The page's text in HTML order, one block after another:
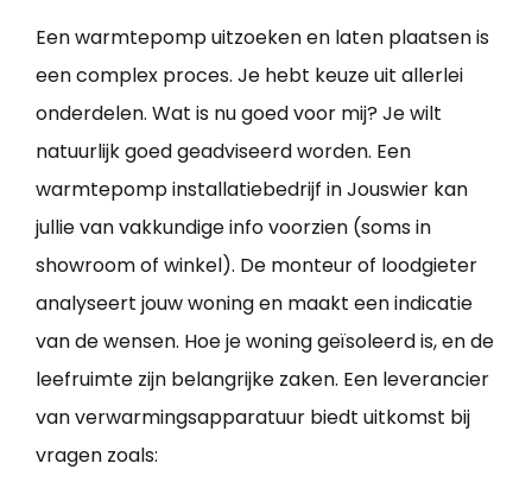
Een warmtepomp uitzoeken en laten plaatsen is
een complex proces. Je hebt keuze uit allerlei
onderdelen. Wat is nu goed voor mij? Je wilt
natuurlijk goed geadviseerd worden. Een
warmtepomp installatiebedrijf in Jouswier kan
jullie van vakkundige info voorzien (soms in
showroom of winkel). De monteur of loodgieter
analyseert jouw woning en maakt een indicatie
van de wensen. Hoe je woning geïsoleerd is, en de
leefruimte zijn belangrijke zaken. Een leverancier
van verwarmingsapparatuur biedt uitkomst bij
vragen zoals: